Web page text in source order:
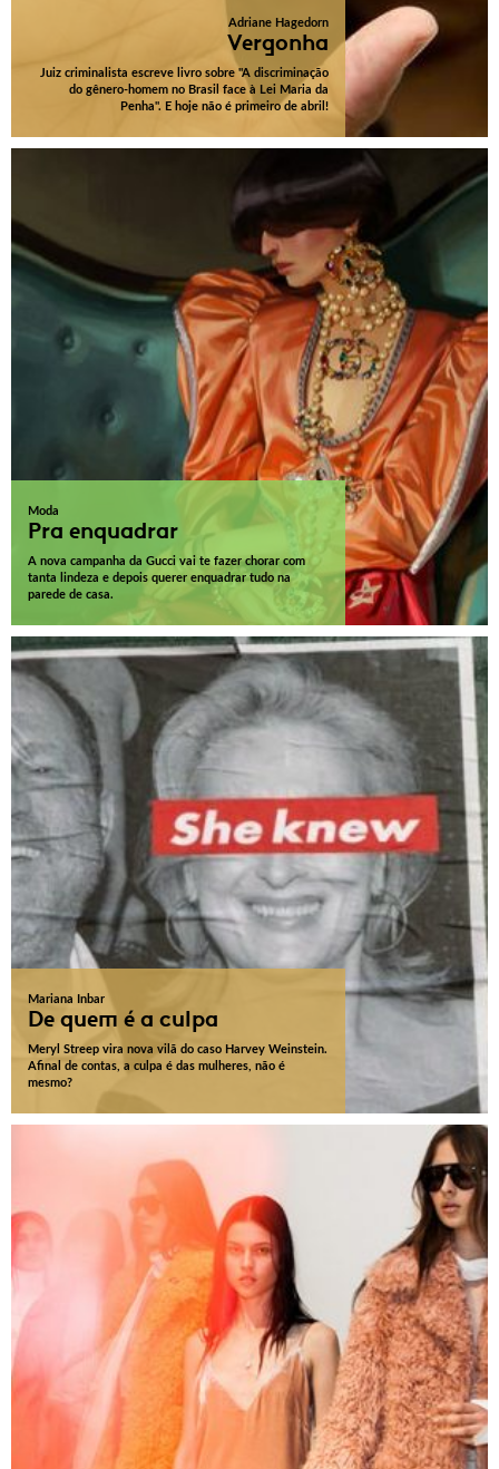
Adriane Hagedorn
Vergonha
Juiz criminalista escreve livro sobre "A discriminação
do gênero-homem no Brasil face à Lei Maria da
Penha". E hoje não é primeiro de abril!
Moda
Pra enquadrar
A nova campanha da Gucci vai te fazer chorar com
tanta lindeza e depois querer enquadrar tudo na
parede de casa.
Mariana Inbar
De quem é a culpa
Meryl Streep vira nova vilã do caso Harvey Weinstein.
Afinal de contas, a culpa é das mulheres, não é
mesmo?